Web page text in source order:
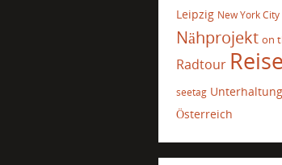
Leipzig New York City
Nähprojekt on
Radtour Reise
seetag Unterhaltung
Österreich